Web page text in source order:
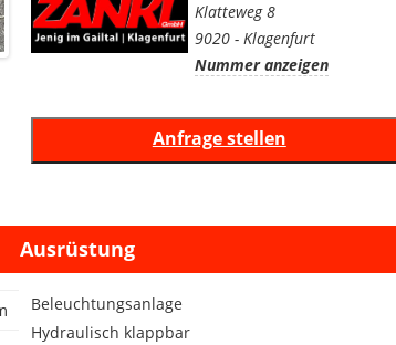
Klatteweg 8
9020 - Klagenfurt
Nummer anzeigen
Ausrüstung
Beleuchtungsanlage
Hydraulisch klappbar